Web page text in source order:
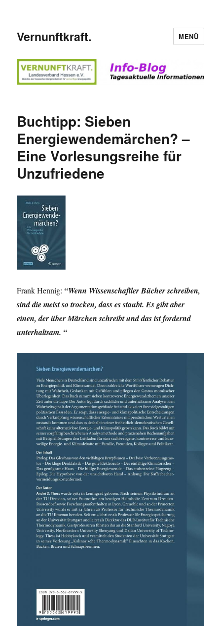
Vernunftkraft. MENÜ
Buchtipp: Sieben
Energiewendemärchen? –
Eine Vorlesungsreihe für
Unzufriedene
Frank Hennig: “Wenn Wissenschaftler Bücher schreiben,
sind die meist so trocken, dass es staubt. Es gibt aber
einen, der über Märchen schreibt und das ist fordernd
unterhaltsam. “